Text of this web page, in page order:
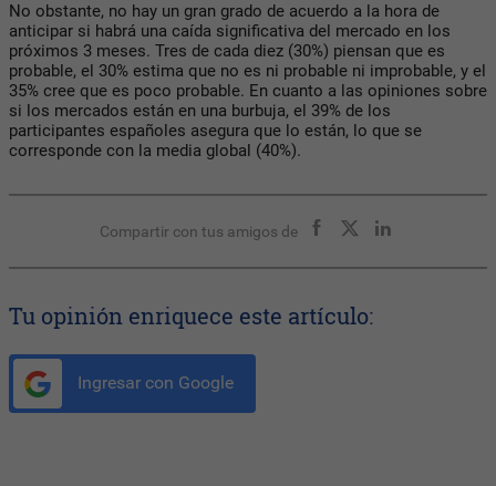
No obstante, no hay un gran grado de acuerdo a la hora de
anticipar si habrá una caída significativa del mercado en los
próximos 3 meses. Tres de cada diez (30%) piensan que es
probable, el 30% estima que no es ni probable ni improbable, y el
35% cree que es poco probable. En cuanto a las opiniones sobre
si los mercados están en una burbuja, el 39% de los
participantes españoles asegura que lo están, lo que se
corresponde con la media global (40%).
Compartir con tus amigos de
Tu opinión enriquece este artículo:
Ingresar con Google